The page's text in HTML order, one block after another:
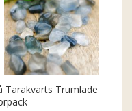
Tarakvarts Trumlade